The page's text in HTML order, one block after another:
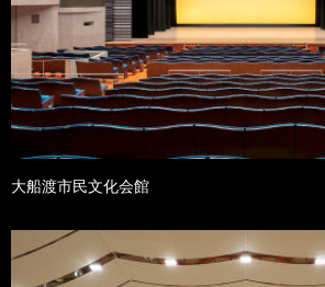
大船渡市民文化会館